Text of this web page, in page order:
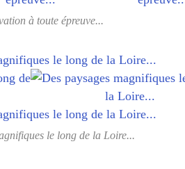
à toute épreuve...
le long de la Loire...